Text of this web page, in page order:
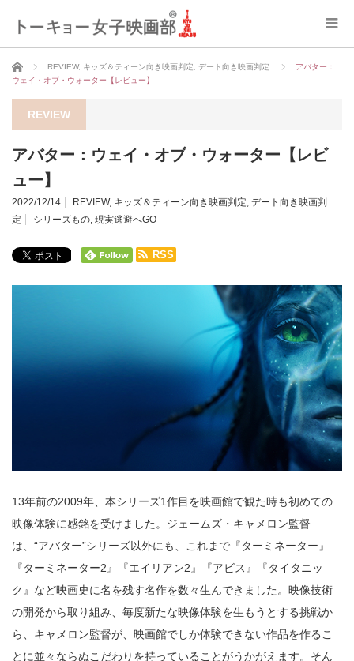
ホーム REVIEW, キッズ＆ティーン向き映画判定 デート向き映画判定
アバター：
ウェイ・オブ・ウォーター【レビュー】
REVIEW
アバター：ウェイ・オブ・ウォーター【レビ
ュー】
2022/12/14 REVIEW, キッズ＆ティーン向き映画判定, デート向き映画判
定
シリーズもの, 現実逃避へGO
RSS
13年前の2009年、本シリーズ1作目を映画館で観た時も初めての
映像体験に感銘を受けました。ジェームズ・キャメロン監督
は、“アバター”シリーズ以外にも、これまで『ターミネーター』
『ターミネーター2』『エイリアン2』『アビス』『タイタニッ
ク』など映画史に名を残す名作を数々生んできました。映像技術
の開発から取り組み、毎度新たな映像体験を生もうとする挑戦か
ら、キャメロン監督が、映画館でしか体験できない作品を作るこ
とに並々ならぬこだわりを持っていることがうかがえます。そん